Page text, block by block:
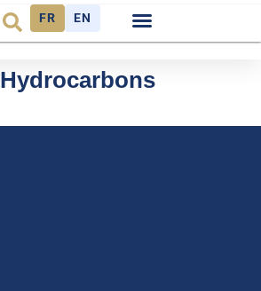
FR EN
Hydrocarbons